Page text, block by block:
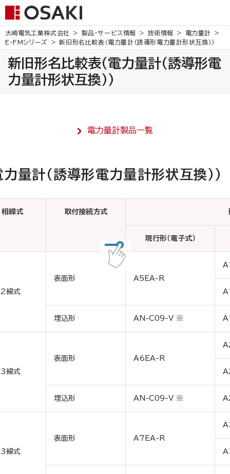
大崎電気工業株式会社 製品・サービス情報 技術情報
電力量計
E-FMシリーズ
新旧形名比較表（電力量計（誘導形電力量計形状互換））
新旧形名比較表（電力量計（誘導形電
力量計形状互換））
電力量計製品一覧
量計（誘導形電力量計形状互換））
相線式 取付接続方式
現行形（電子式）
線式
表面形 A5EA-R
埋込形 AN-C09-V ※
線式
表面形 A6EA-R
埋込形 AN-C09-V ※
線式
表面形 A7EA-R